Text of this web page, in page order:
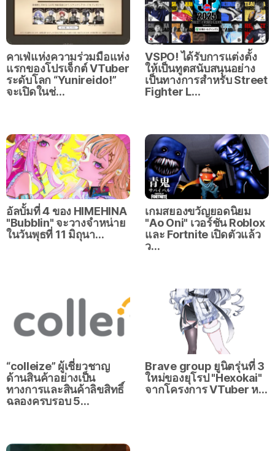
คาเฟ่แห่งความร่วมมือแห่ง
แรกของโปรเจ็กต์ VTuber
ระดับโลก “Yunireido!”
จะเปิดในช่…
VSPO! ได้รับการแต่งตั้ง
ให้เป็นทูตสนับสนุนอย่าง
เป็นทางการสำหรับ Street
Fighter L…
อัลบั้มที่ 4 ของ HIMEHINA
"Bubblin" จะวางจำหน่าย
ในวันพุธที่ 11 มิถุนา…
เกมสยองขวัญยอดนิยม
"Ao Oni" เวอร์ชัน Roblox
และ Fortnite เปิดตัวแล้ว
ว…
“colleize” ผู้เชี่ยวชาญ
ด้านสินค้าอย่างเป็น
ทางการและสินค้าลิขสิทธิ์
ฉลองครบรอบ 5…
Brave group ยูนิตรุ่นที่ 3
ใหม่ของยุโรป "Hexokai"
จากโครงการ VTuber ห…